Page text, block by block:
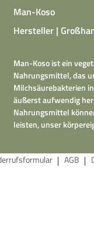
Man-Koso
Hersteller |
Man-Koso ist ein
Nahrungsmittel, das
Milchsäurebakterien
äußerst aufwendig
Nahrungsmittel
leisten, unser
AGB